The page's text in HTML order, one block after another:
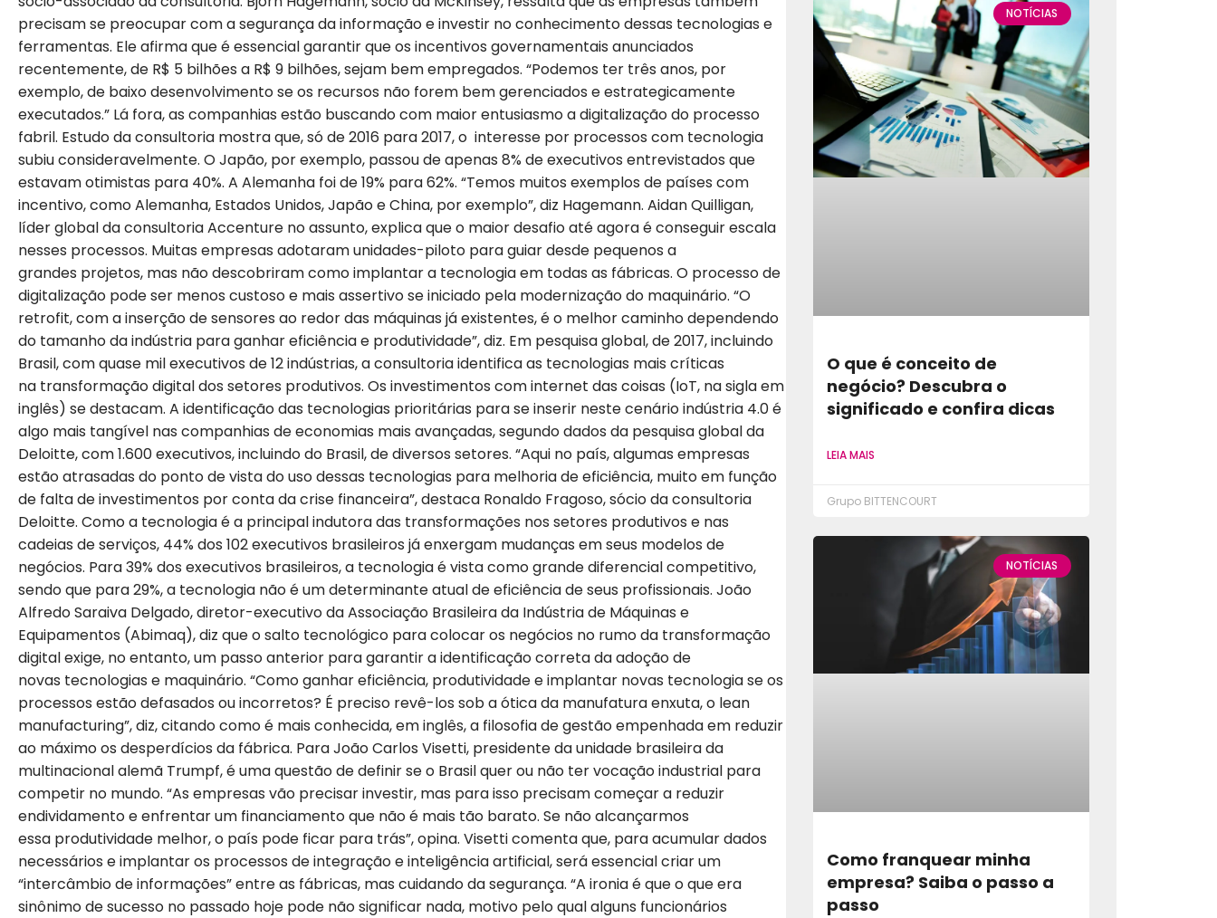
precisam se preocupar com a segurança da informação e investir no conhecimento dessas tecnologias e
ferramentas. Ele afirma que é essencial garantir que os incentivos governamentais anunciados
recentemente, de R$ 5 bilhões a R$ 9 bilhões, sejam bem empregados. “Podemos ter três anos, por
exemplo, de baixo desenvolvimento se os recursos não forem bem gerenciados e estrategicamente
executados.” Lá fora, as companhias estão buscando com maior entusiasmo a digitalização do processo
fabril. Estudo da consultoria mostra que, só de 2016 para 2017, o interesse por processos com tecnologia
subiu consideravelmente. O Japão, por exemplo, passou de apenas 8% de executivos entrevistados que
estavam otimistas para 40%. A Alemanha foi de 19% para 62%. “Temos muitos exemplos de países com
incentivo, como Alemanha, Estados Unidos, Japão e China, por exemplo”, diz Hagemann. Aidan Quilligan,
líder global da consultoria Accenture no assunto, explica que o maior desafio até agora é conseguir escala
nesses processos. Muitas empresas adotaram unidades-piloto para guiar desde pequenos a
grandes projetos, mas não descobriram como implantar a tecnologia em todas as fábricas. O processo de
digitalização pode ser menos custoso e mais assertivo se iniciado pela modernização do maquinário. “O
retrofit, com a inserção de sensores ao redor das máquinas já existentes, é o melhor caminho dependendo
do tamanho da indústria para ganhar eficiência e produtividade”, diz. Em pesquisa global, de 2017, incluindo
Brasil, com quase mil executivos de 12 indústrias, a consultoria identifica as tecnologias mais críticas
na transformação digital dos setores produtivos. Os investimentos com internet das coisas (IoT, na sigla em
inglês) se destacam. A identificação das tecnologias prioritárias para se inserir neste cenário indústria 4.0 é
algo mais tangível nas companhias de economias mais avançadas, segundo dados da pesquisa global da
Deloitte, com 1.600 executivos, incluindo do Brasil, de diversos setores. “Aqui no país, algumas empresas
estão atrasadas do ponto de vista do uso dessas tecnologias para melhoria de eficiência, muito em função
de falta de investimentos por conta da crise financeira”, destaca Ronaldo Fragoso, sócio da consultoria
Deloitte. Como a tecnologia é a principal indutora das transformações nos setores produtivos e nas
cadeias de serviços, 44% dos 102 executivos brasileiros já enxergam mudanças em seus modelos de
negócios. Para 39% dos executivos brasileiros, a tecnologia é vista como grande diferencial competitivo,
sendo que para 29%, a tecnologia não é um determinante atual de eficiência de seus profissionais. João
Alfredo Saraiva Delgado, diretor-executivo da Associação Brasileira da Indústria de Máquinas e
Equipamentos (Abimaq), diz que o salto tecnológico para colocar os negócios no rumo da transformação
digital exige, no entanto, um passo anterior para garantir a identificação correta da adoção de
novas tecnologias e maquinário. “Como ganhar eficiência, produtividade e implantar novas tecnologia se os
processos estão defasados ou incorretos? É preciso revê-los sob a ótica da manufatura enxuta, o lean
manufacturing”, diz, citando como é mais conhecida, em inglês, a filosofia de gestão empenhada em reduzir
ao máximo os desperdícios da fábrica. Para João Carlos Visetti, presidente da unidade brasileira da
multinacional alemã Trumpf, é uma questão de definir se o Brasil quer ou não ter vocação industrial para
competir no mundo. “As empresas vão precisar investir, mas para isso precisam começar a reduzir
endividamento e enfrentar um financiamento que não é mais tão barato. Se não alcançarmos
essa produtividade melhor, o país pode ficar para trás”, opina. Visetti comenta que, para acumular dados
necessários e implantar os processos de integração e inteligência artificial, será essencial criar um
“intercâmbio de informações” entre as fábricas, mas cuidando da segurança. “A ironia é que o que era
sinônimo de sucesso no passado hoje pode não significar nada, motivo pelo qual alguns funcionários
NOTÍCIAS
O que é conceito de
negócio? Descubra o
significado e confira dicas
LEIA MAIS
Grupo BITTENCOURT
NOTÍCIAS
Como franquear minha
empresa? Saiba o passo a
passo